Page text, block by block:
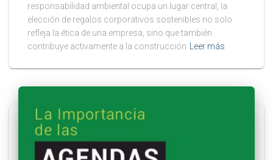
responsabilidad ambiental ocupa un lugar central, la
elección de regalos corporativos sostenibles no solo
refleja la ética de una empresa, sino que también
contribuye activamente a la construcción
Leer más